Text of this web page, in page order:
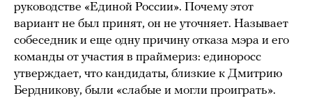
руководстве «Единой России». Почему этот
вариант не был принят, он не уточняет. Называет
собеседник и еще одну причину отказа мэра и его
команды от участия в праймериз: единоросс
утверждает, что кандидаты, близкие к Дмитрию
Бердникову, были «слабые и могли проиграть».